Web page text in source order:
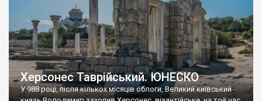
Херсонес Таврійський. ЮНЕСКО
У 988 році, після кількох місяців облоги, Великий київський